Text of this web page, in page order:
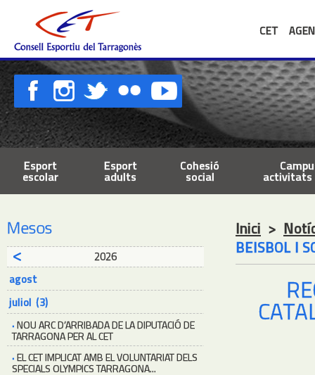
CET
Esport
escolar
Esport
adults
Cohesió
social activitats
Mesos
2026
agost
juliol (3)
·NOU ARC D’ARRIBADA DE LA DIPUTACIÓ DE
TARRAGONA PER AL CET
·EL CET IMPLICAT AMB EL VOLUNTARIAT DELS
SPECIALS OLYMPICS TARRAGONA...
Inici >
BEISBOL I